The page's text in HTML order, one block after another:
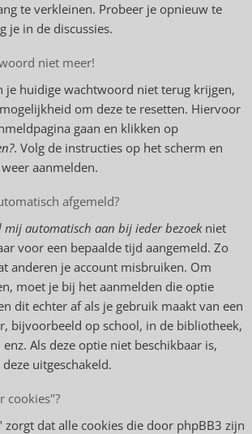
te verkleinen. Probeer je opnieuw te
je in de discussies.
niet meer!
je huidige wachtwoord niet terug krijgen,
om deze te resetten. Hiervoor
gaan en klikken op
. Volg de instructies op het scherm en
aanmelden.
afgemeld?
mij automatisch aan bij ieder bezoekniet
voor een bepaalde tijd aangemeld. Zo
anderen je account misbruiken. Om
moet je bij het aanmelden die optie
dit echter af als je gebruik maakt van een
bijvoorbeeld op school, in de bibliotheek,
Als deze optie niet beschikbaar is,
uitgeschakeld.
cookies"?
zorgt dat alle cookies die door phpBB3 zijn